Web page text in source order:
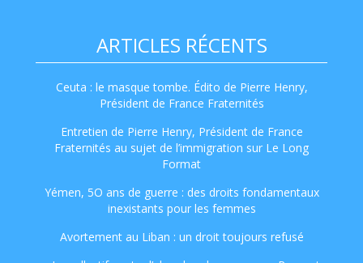
ARTICLES RÉCENTS
Ceuta : le masque tombe. Édito de Pierre Henry,
Président de France Fraternités
Entretien de Pierre Henry, Président de France
Fraternités au sujet de l’immigration sur Le Long
Format
Yémen, 5O ans de guerre : des droits fondamentaux
inexistants pour les femmes
Avortement au Liban : un droit toujours refusé